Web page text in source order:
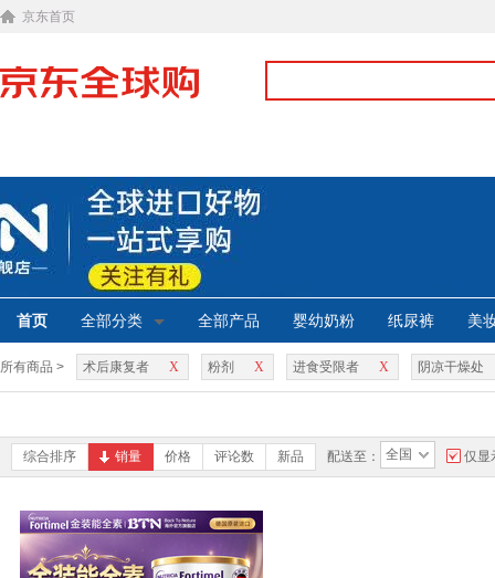
京东首页
首页 全部分类 全部产品 婴幼奶粉 纸尿裤 美
所有商品 > X
术后康复者 X
粉剂 X
进食受限者 阴凉干燥处
综合排序 销量 价格 评论数 新品 配送至： 全国 仅显